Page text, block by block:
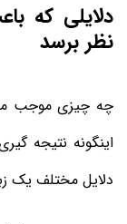
دلایلی که
نظر برسد
چه چیزی موجب
اینگونه نتیجه
دلایل مختلف یک